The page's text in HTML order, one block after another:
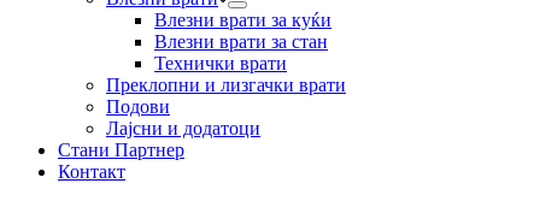
Влезни врати за куќи
Влезни врати за стан
Технички врати
Преклопни и лизгачки врати
Подови
Лајсни и додатоци
Стани Партнер
Контакт